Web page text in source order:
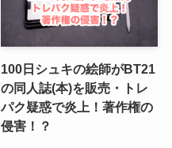
100日シュキの絵師がBT21
の同人誌(本)を販売・トレ
パク疑惑で炎上！著作権の
侵害！？